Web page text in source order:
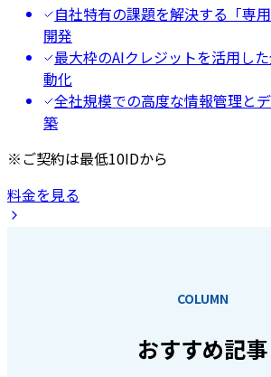
自社特有の課題を解決する「専
開発
最大枠のAIクレジットを活用し
動化
全社規模での高度な情報管理と
築
※ご契約は最低10IDから
料金を見る
COLUMN
おすすめ記事